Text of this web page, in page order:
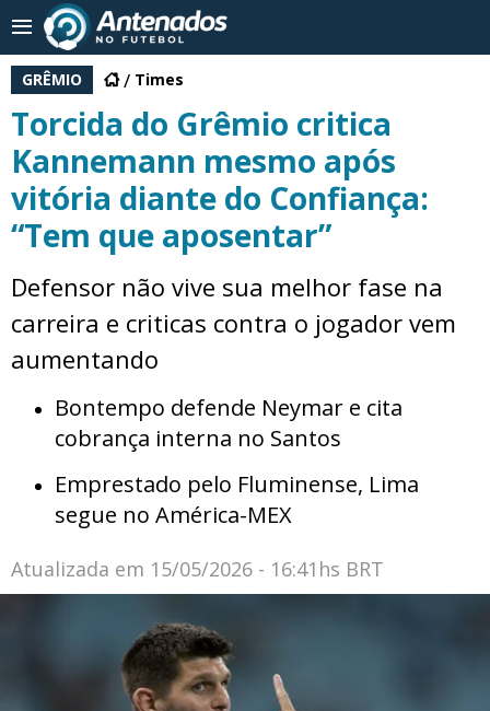
GRÊMIO Times
Torcida do Grêmio critica
Kannemann mesmo após
vitória diante do Confiança:
“Tem que aposentar”
Defensor não vive sua melhor fase na
carreira e criticas contra o jogador vem
aumentando
Bontempo defende Neymar e cita
cobrança interna no Santos
Emprestado pelo Fluminense, Lima
segue no América-MEX
Atualizada em 15/05/2026 - 16:41hs BRT